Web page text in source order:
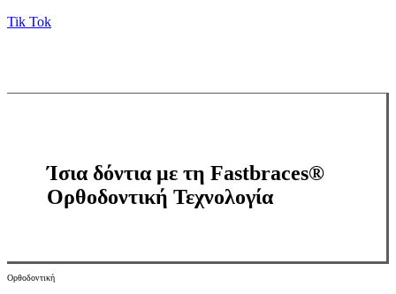
Tik Tok
Ίσια δόντια με τη Fastbraces®
Ορθοδοντική Τεχνολογία
Ορθοδοντική